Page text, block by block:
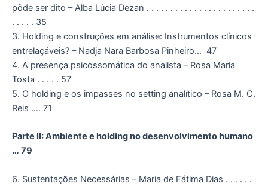
pôde ser dito – Alba Lúcia Dezan . . . . . . . . . . . . . . . . . . . . . . .
. . . . . 35
3. Holding e construções em análise: Instrumentos clínicos
entrelaçáveis? – Nadja Nara Barbosa Pinheiro… 47
4. A presença psicossomática do analista – Rosa Maria
Tosta . . . . . 57
5. O holding e os impasses no setting analítico – Rosa M. C.
Reis …. 71
Parte II: Ambiente e holding no desenvolvimento humano
… 79
6. Sustentações Necessárias – Maria de Fátima Dias . . . . . .